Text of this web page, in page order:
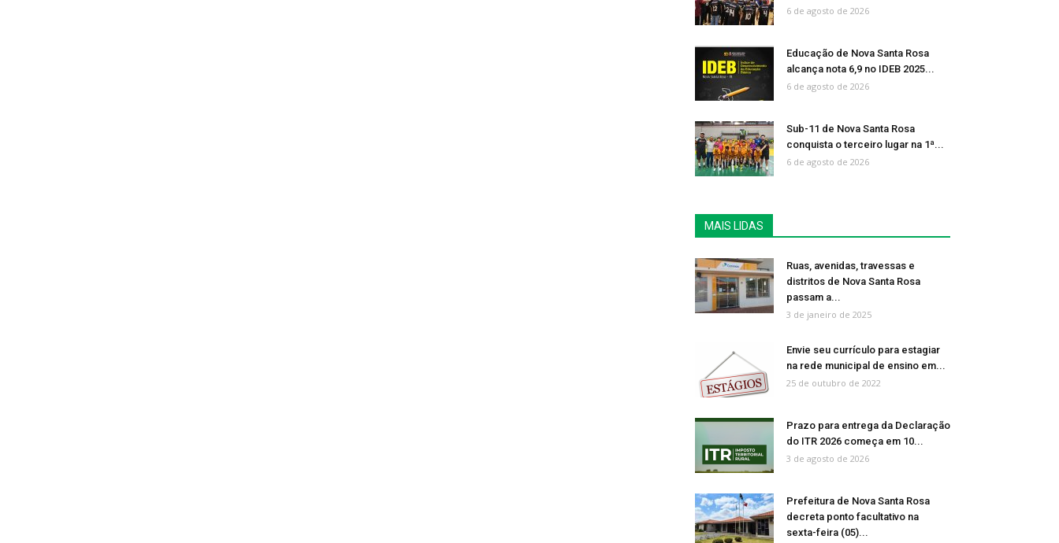
6 de agosto de 2026
Educação de Nova Santa Rosa
alcança nota 6,9 no IDEB 2025...
6 de agosto de 2026
Sub-11 de Nova Santa Rosa
conquista o terceiro lugar na 1ª...
6 de agosto de 2026
MAIS LIDAS
Ruas, avenidas, travessas e
distritos de Nova Santa Rosa
passam a...
3 de janeiro de 2025
Envie seu currículo para estagiar
na rede municipal de ensino em...
25 de outubro de 2022
Prazo para entrega da Declaração
do ITR 2026 começa em 10...
3 de agosto de 2026
Prefeitura de Nova Santa Rosa
decreta ponto facultativo na
sexta-feira (05)...